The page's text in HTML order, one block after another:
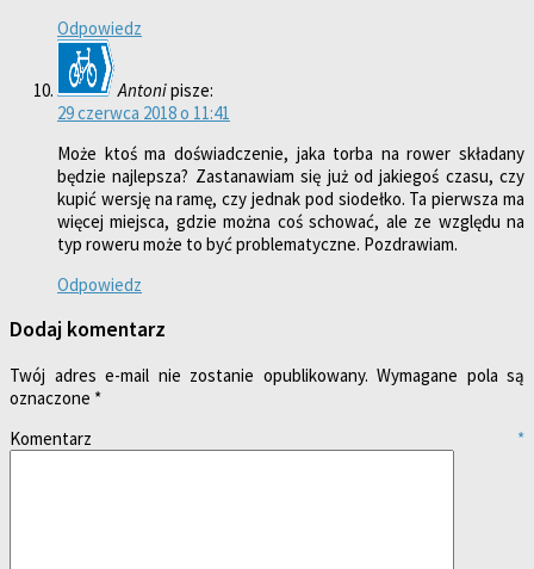
Odpowiedz
Antonipisze:
29 czerwca 2018 o 11:41
Może ktoś ma doświadczenie, jaka torba na rower składany
będzie najlepsza? Zastanawiam się już od jakiegoś czasu, czy
kupić wersję na ramę, czy jednak pod siodełko. Ta pierwsza ma
więcej miejsca, gdzie można coś schować, ale ze względu na
typ roweru może to być problematyczne. Pozdrawiam.
Odpowiedz
Dodaj komentarz
Twój adres e-mail nie zostanie opublikowany. Wymagane pola są
oznaczone *
Komentarz *